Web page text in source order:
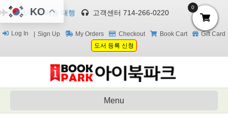
한국/미국 배송 대행 고객센터 714-266-0220
Log In Sign Up My Orders Checkout Book Cart
Gift Card
도서 등록 신청
Menu
KO 0